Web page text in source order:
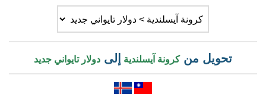
تحويل منكرونة آيسلندية إلى دولار تايواني جديد